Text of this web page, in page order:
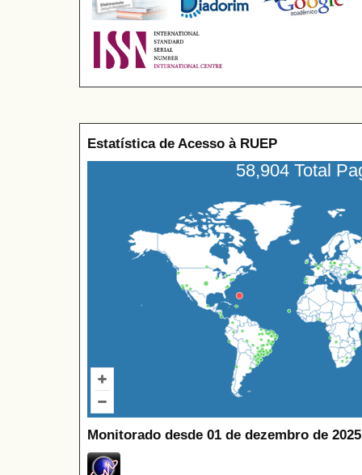
Estatística de Acesso à RUEP
58,904 Total
Monitorado desde 01 de dezembro de